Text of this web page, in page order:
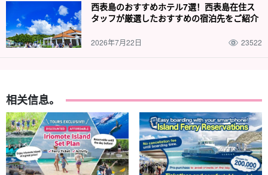
西表島のおすすめホテル7選！西表島在住ス
タッフが厳選したおすすめの宿泊先をご紹介
2026年7月22日 23522
相关信息。